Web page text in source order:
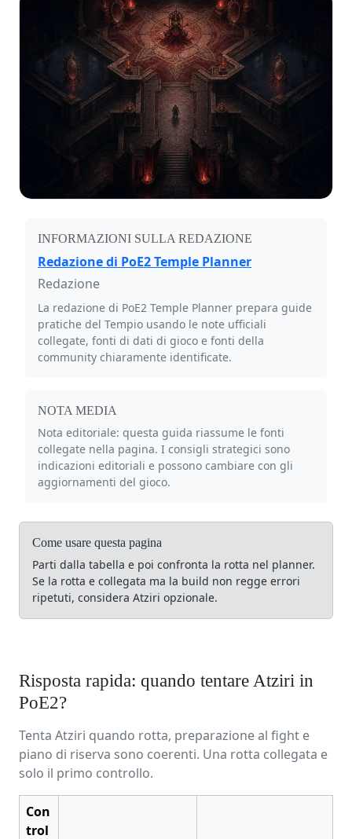
INFORMAZIONI SULLA REDAZIONE
Redazione di PoE2 Temple Planner
Redazione
La redazione di PoE2 Temple Planner prepara guide
pratiche del Tempio usando le note ufficiali
collegate, fonti di dati di gioco e fonti della
community chiaramente identificate.
NOTA MEDIA
Nota editoriale: questa guida riassume le fonti
collegate nella pagina. I consigli strategici sono
indicazioni editoriali e possono cambiare con gli
aggiornamenti del gioco.
Come usare questa pagina
Parti dalla tabella e poi confronta la rotta nel planner.
Se la rotta e collegata ma la build non regge errori
ripetuti, considera Atziri opzionale.
Risposta rapida: quando tentare Atziri in
PoE2?
Tenta Atziri quando rotta, preparazione al fight e
piano di riserva sono coerenti. Una rotta collegata e
solo il primo controllo.
Con
trol